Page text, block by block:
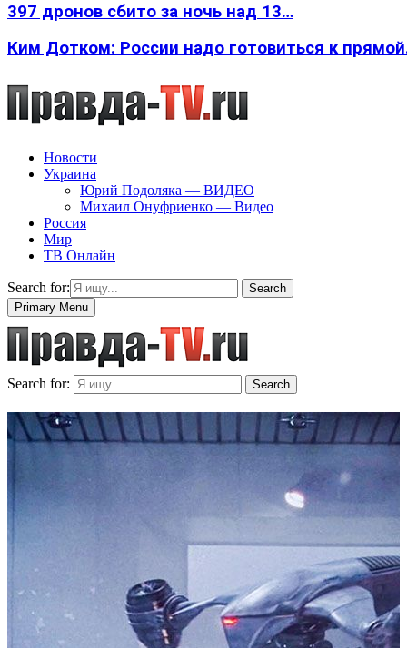
397 дронов сбито за ночь над 13…
Ким Дотком: России надо готовиться к
Новости
Украина
Юрий Подоляка — ВИДЕО
Михаил Онуфриенко — Видео
Россия
Мир
ТВ Онлайн
Search for:
Search
Primary Menu
Search for: Search